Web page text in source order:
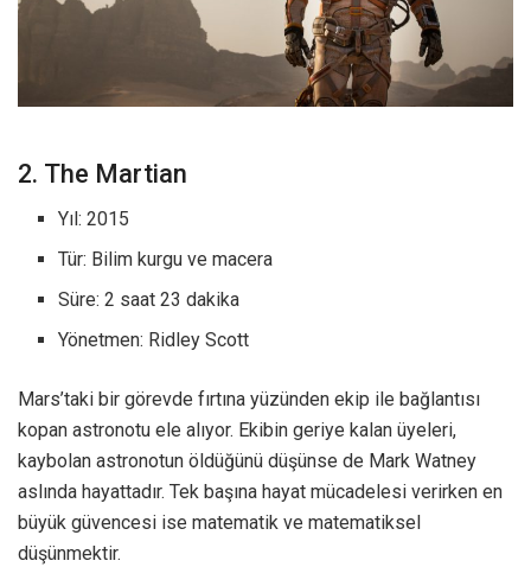
2. The Martian
Yıl: 2015
Tür: Bilim kurgu ve macera
Süre: 2 saat 23 dakika
Yönetmen: Ridley Scott
Mars’taki bir görevde fırtına yüzünden ekip ile bağlantısı
kopan astronotu ele alıyor. Ekibin geriye kalan üyeleri,
kaybolan astronotun öldüğünü düşünse de Mark Watney
aslında hayattadır. Tek başına hayat mücadelesi verirken en
büyük güvencesi ise matematik ve matematiksel
düşünmektir.